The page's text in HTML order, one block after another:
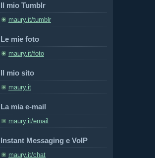
Il mio Tumblr
maury.it/tumblr
Le mie foto
maury.it/foto
Il mio sito
maury.it
La mia e-mail
maury.it/email
Instant Messaging e VoIP
maury.it/chat